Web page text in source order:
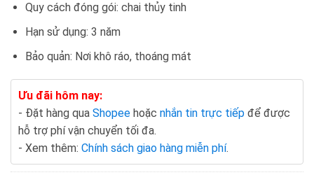
Quy cách đóng gói: chai thủy tinh
Hạn sử dụng: 3 năm
Bảo quản: Nơi khô ráo, thoáng mát
Ưu đãi hôm nay:
- Đặt hàng qua Shopee hoặc nhắn tin trực tiếp để được
hỗ trợ phí vận chuyển tối đa.
- Xem thêm: Chính sách giao hàng miễn phí.